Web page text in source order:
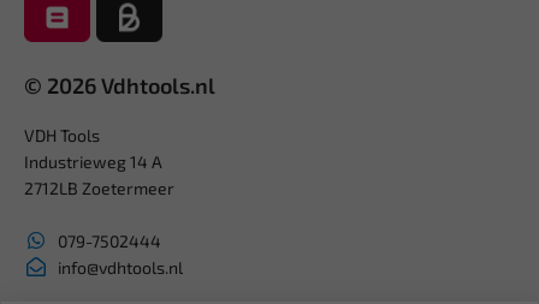
© 2026 Vdhtools.nl
VDH Tools
Industrieweg 14 A
2712LB Zoetermeer
079-7502444
info@vdhtools.nl